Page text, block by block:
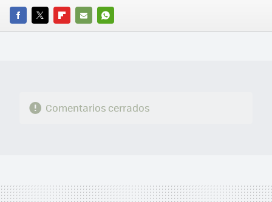
FACEBOOK
TWITTERFLIPBOARD
E-
WHATSAPP
Comentarios cerrados